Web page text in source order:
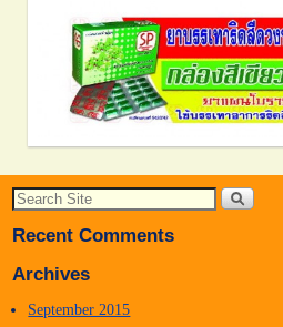
Recent Comments
Archives
September 2015